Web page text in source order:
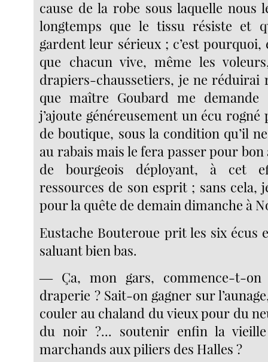
cause de la robe sous laquelle nous
longtemps que le tissu résiste et
gardent leur sérieux ; c’est
que chacun vive, même les
drapiers-chaussetiers, je ne réduirai
que maître Goubard me
j’ajoute généreusement un écu
de boutique, sous la condition qu’il
au rabais mais le fera passer pour
de bourgeois déployant, à cet
ressources de son esprit ; sans cela,
pour la quête de demain dimanche à
Eustache Bouteroue prit les six écus
saluant bien bas.
― Ça, mon gars, commence-t-
draperie ? Sait-on gagner sur
couler au chaland du vieux pour du
du noir ?... soutenir enfin la
marchands aux piliers des Halles ?